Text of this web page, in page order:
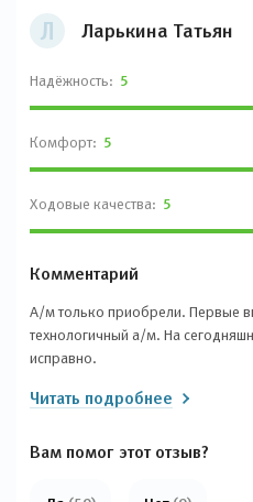
Л Ларькина Татьян
Надёжность: 5
Комфорт: 5
Ходовые качества: 5
Комментарий
А/м только приобрели. Первые
технологичный а/м. На
исправно.
Читать подробнее
Вам помог этот отзыв?